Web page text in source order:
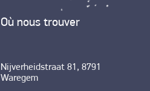
Où nous trouver
Nijverheidstraat 81, 8791
Waregem